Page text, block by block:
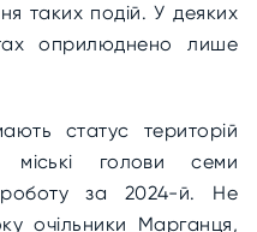
таких подій. У деяких
оприлюднено лише
статус територій
голови семи
за 2024-й. Не
очільники Марганця,